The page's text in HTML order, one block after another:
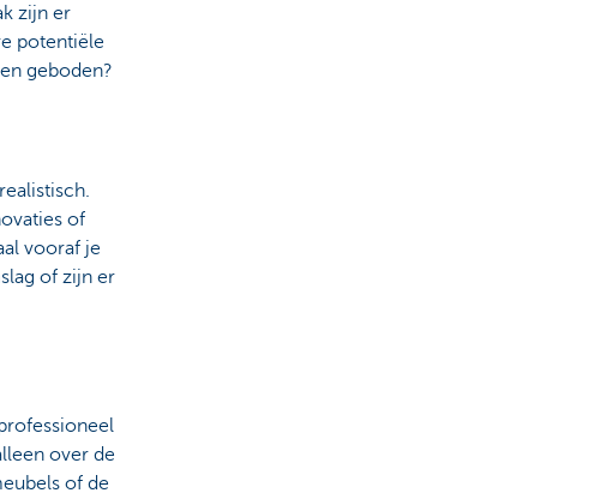
zijn er
potentiële
geboden?
of
vooraf je
of zijn er
over de
of de